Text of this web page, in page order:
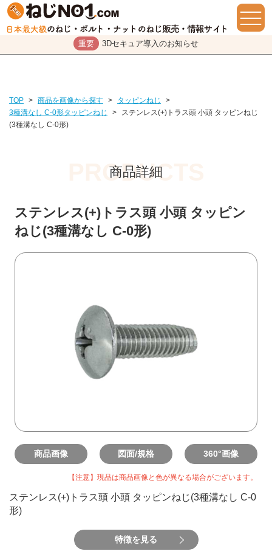
重要 3Dセキュア導入のお知らせ
TOP > 商品を画像から探す > タッピンねじ
>
3種溝なし C-0形タッピンねじ
>
ステンレス(+)トラス頭 小頭 タッピンねじ
(3種溝なし C-0形)
商品詳細
ステンレス(+)トラス頭 小頭 タッピン
ねじ(3種溝なし C-0形)
商品画像 図面/規格 360°画像
【注意】現品は商品画像と色が異なる場合がございます。
ステンレス(+)トラス頭 小頭 タッピンねじ(3種溝なし C-0
形)
特徴を見る